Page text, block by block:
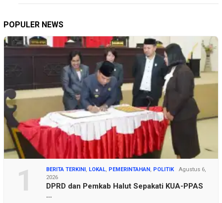
POPULER NEWS
1 BERITA TERKINI , LOKAL, PEMERINTAHAN , POLITIK
Agustus 6,
2026
DPRD dan Pemkab Halut Sepakati KUA-PPAS
…